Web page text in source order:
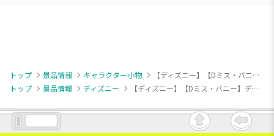
トップ 景品情報 キャラクター小物
【ディズニー】【Dミス・バニー】ディズニーキャラクター ミルキーボア 花かんむりマスコット
トップ
景品情報 ディズニー 【ディズニー】【Dミス・バニー】ディズニーキャラクター ミルキーボア 花かんむりマスコット